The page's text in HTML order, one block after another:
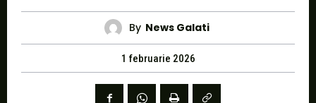
By News Galati
1 februarie 2026